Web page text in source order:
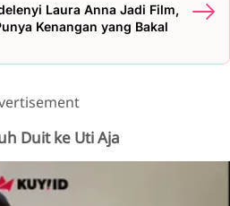
Laura Anna Jadi Film,
Kenangan yang Bakal
Duit ke Uti Aja